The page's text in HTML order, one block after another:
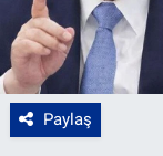
Paylaş